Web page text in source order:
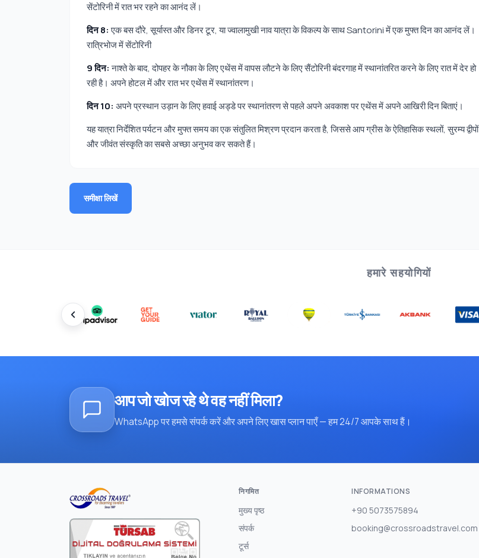
सेंटोरिनी में रात भर रहने का आनंद लें।
दिन 8:एक बस दौरे, सूर्यास्त और डिनर टूर, या ज्वालामुखी नाव यात्रा के विकल्प के साथ Santorini में एक मुफ्त दिन का आनंद लें।
रात्रिभोज में सेंटोरिनी
9 दिन:नाश्ते के बाद, दोपहर के नौका के लिए एथेंस में वापस लौटने के लिए सैंटोरिनी बंदरगाह में स्थानांतरित करने के लिए रात में देर हो
रही है। अपने होटल में और रात भर एथेंस में स्थानांतरण।
दिन 10: अपने प्रस्थान उड़ान के लिए हवाई अड्डे पर स्थानांतरण से पहले अपने अवकाश पर एथेंस में अपने आखिरी दिन बिताएं।
यह यात्रा निर्देशित पर्यटन और मुफ्त समय का एक संतुलित मिश्रण प्रदान करता है, जिससे आप ग्रीस के ऐतिहासिक स्थलों, सुरम्य द्वीपों
और जीवंत संस्कृति का सबसे अच्छा अनुभव कर सकते हैं।
समीक्षा लिखें
हमारे सहयोगियों
आप जो खोज रहे थे वह नहीं मिला?
WhatsApp पर हमसे संपर्क करें और अपने लिए खास प्लान पाएँ — हम 24/7 आपके साथ हैं।
निगमित
मुख्य पृष्ठ
संपर्क
टूर्स
INFORMATIONS
+90 5073575894
booking@crossroadstravel.com